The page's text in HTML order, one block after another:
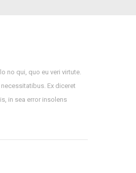
no qui, quo eu veri virtute.
Ex diceret
in sea error insolens